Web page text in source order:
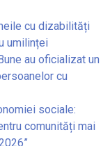
cu dizabilități
umilinței
au oficializat un
cu
sociale:
comunități mai